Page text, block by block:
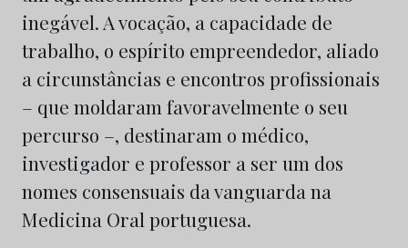
inegável. A vocação, a capacidade de
trabalho, o espírito empreendedor, aliado
a circunstâncias e encontros profissionais
– que moldaram favoravelmente o seu
percurso –, destinaram o médico,
investigador e professor a ser um dos
nomes consensuais da vanguarda na
Medicina Oral portuguesa.